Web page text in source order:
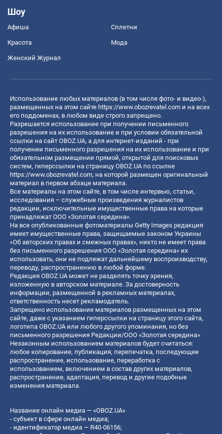
Шоу
Афиша Сплетни
Красота Мода
Женский Журнал
Использование любых материалов (в том числе фото- и видео-),
размещенных на этом сайте https://www.obozrevatel.com и на всех
его поддоменах, в любом виде строго запрещено.
Разрешается использование при получении письменного
разрешения на их использование и при условии обязательной
ссылки на сайт OBOZ.UA, а для интернет-изданий - при
получении письменного разрешения на их использование и при
обязательном размещении прямой, открытой для поисковых
систем, гиперссылки на страницу OBOZ.UA по ссылке
https://www.obozrevatel.com, на которой размещен оригинальный
материал в первом абзаце материала.
Все материалы на этом сайте, в том числе интервью, статьи,
исследования – служебные произведения журналистов
редакции, исключительные имущественные права на которые
принадлежат ООО «Золотая середина».
На все опубликованные фотоматериалы Getty Images редакция
имеет имущественные права, защищаемые законом Украины
«Об авторских правах и смежных правах», никто не имеет права
без письменного разрешения ООО «Золотая середина» их
использовать, они не подлежат дальнейшему воспроизводству,
переводу, распространению в любой форме.
Редакция OBOZ.UA может не разделять точку зрения,
изложенную в авторском материале. За достоверность
информации, размещенной в рекламных материалах,
ответственность несет рекламодатель.
Запрещено использование материалов размещенных на этом
сайте, даже с указанием гиперссылки на страницу этого сайта,
логотипа OBOZ.UA или любого другого упоминания, но без
письменного разрешения Редакции/ООО «Золотая середина»
Незаконным использованием материалов будет считаться:
любое копирование, публикация, перепечатка, последующее
распространение, использование, переработка с
использованием, включением в состав других материалов,
распространение, адаптация, перевод и другие подобные
изменения материала.
Название онлайн медиа — «OBOZ.UA»
- субъект в сфере онлайн медиа;
- идентификатор медиа — R40-06156;